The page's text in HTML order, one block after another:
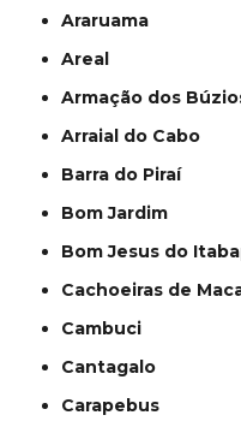
Araruama
Areal
Armação dos
Arraial do Cabo
Barra do Piraí
Bom Jardim
Bom Jesus do
Cachoeiras de
Cambuci
Cantagalo
Carapebus